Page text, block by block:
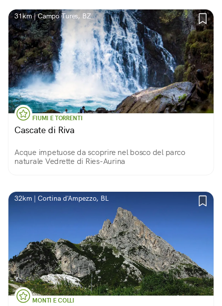
31km | Campo Tures, BZ
FIUMI E TORRENTI
Cascate di Riva
Acque impetuose da scoprire nel bosco del parco
naturale Vedrette di Ries-Aurina
32km | Cortina d'Ampezzo, BL
MONTI E COLLI